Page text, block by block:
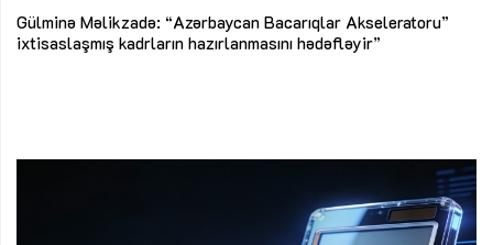
Gülminə Məlikzadə: “Azərbaycan Bacarıqlar Akseleratoru”
ixtisaslaşmış kadrların hazırlanmasını hədəfləyir”